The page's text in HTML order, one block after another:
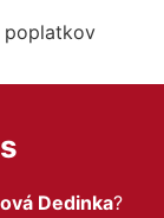
poplatkov
Dedinka?